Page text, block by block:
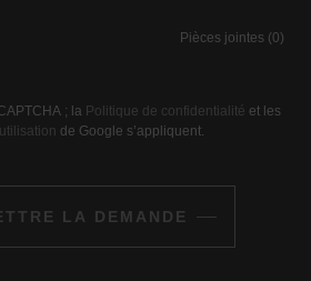
Pièces jointes (0)
; la Politique de confidentialité et les
de Google s’appliquent.
LA DEMANDE